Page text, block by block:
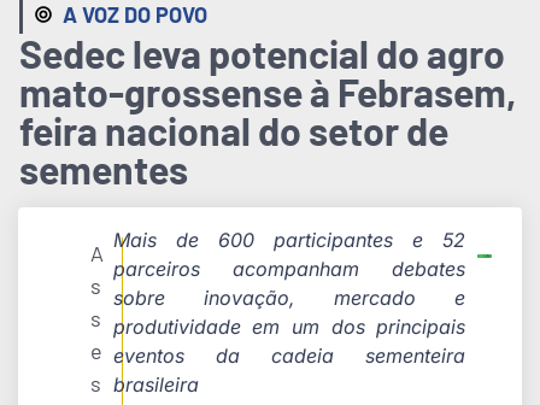
A VOZ DO POVO
Sedec leva potencial do agro
mato-grossense à Febrasem,
feira nacional do setor de
sementes
A
s
s
e
s
Mais de 600 participantes e 52
parceiros acompanham debates
sobre inovação, mercado e
produtividade em um dos principais
eventos da cadeia sementeira
brasileira